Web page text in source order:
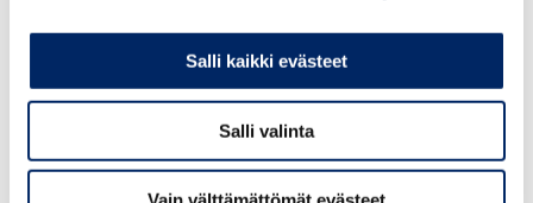
Salli kaikki evästeet
Salli valinta
ajanvieton mukavuuden kasvu.
Edellä mainittujen tekijöiden valossa vaikuttaa, että
syntyvyyden alentuminen on monin paikoin seurausta
hyvinvoinnin kasvusta. Sosiaaliturvajärjestelmiin